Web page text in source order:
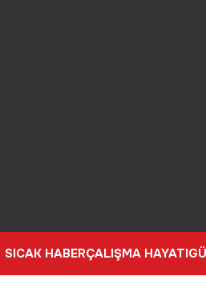
SICAK HABERÇALIŞMA HAYATI